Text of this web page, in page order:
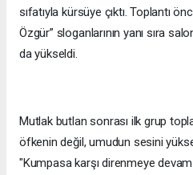
sıfatıyla kürsüye çıktı. Toplantı
Özgür” sloganlarının yanı sıra
da yükseldi.
Mutlak butlan sonrası ilk grup
öfkenin değil, umudun sesini
"Kumpasa karşı direnmeye